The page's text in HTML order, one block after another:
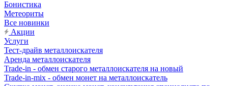
Бонистика
Метеориты
Все новинки
Акции
Услуги
Тест-драйв металлоискателя
Аренда металлоискателя
Trade-in - обмен старого металлоискателя на новый
Trade-in-mix - обмен монет на металлоискатель